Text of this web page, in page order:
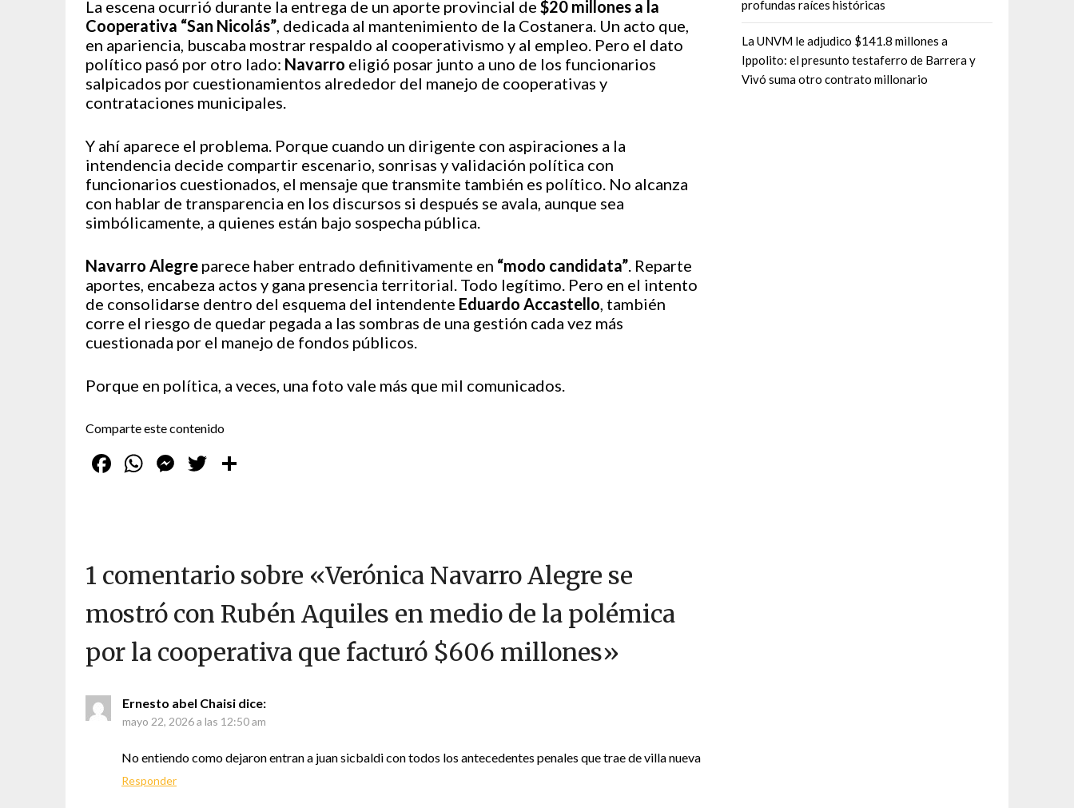
La escena ocurrió durante la entrega de un aporte provincial de $20 millones a la
Cooperativa “San Nicolás”, dedicada al mantenimiento de la Costanera. Un acto que,
en apariencia, buscaba mostrar respaldo al cooperativismo y al empleo. Pero el dato
político pasó por otro lado: Navarro eligió posar junto a uno de los funcionarios
salpicados por cuestionamientos alrededor del manejo de cooperativas y
contrataciones municipales.
Y ahí aparece el problema. Porque cuando un dirigente con aspiraciones a la
intendencia decide compartir escenario, sonrisas y validación política con
funcionarios cuestionados, el mensaje que transmite también es político. No alcanza
con hablar de transparencia en los discursos si después se avala, aunque sea
simbólicamente, a quienes están bajo sospecha pública.
Navarro Alegre parece haber entrado definitivamente en “modo candidata”. Reparte
aportes, encabeza actos y gana presencia territorial. Todo legítimo. Pero en el intento
de consolidarse dentro del esquema del intendente Eduardo Accastello, también
corre el riesgo de quedar pegada a las sombras de una gestión cada vez más
cuestionada por el manejo de fondos públicos.
Porque en política, a veces, una foto vale más que mil comunicados.
Comparte este contenido
Facebook
WhatsApp
Messenger
Twitter
1 comentario sobre «Verónica Navarro Alegre se
mostró con Rubén Aquiles en medio de la polémica
por la cooperativa que facturó $606 millones»
Ernesto abel Chaisi dice:
mayo 22, 2026 a las 12:50 am
No entiendo como dejaron entran a juan sicbaldi con todos los antecedentes penales que trae de villa nueva
Responder
profundas raíces históricas
La UNVM le adjudico $141.8 millones a
Ippolito: el presunto testaferro de Barrera y
Vivó suma otro contrato millonario